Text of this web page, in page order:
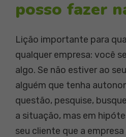
posso fazer
Lição importante para
qualquer empresa: você
algo. Se não estiver ao
alguém que tenha
questão, pesquise,
a situação, mas em
seu cliente que a